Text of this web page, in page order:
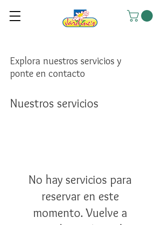
Explora nuestros servicios y
ponte en contacto
Nuestros servicios
No hay servicios para
reservar en este
momento. Vuelve a